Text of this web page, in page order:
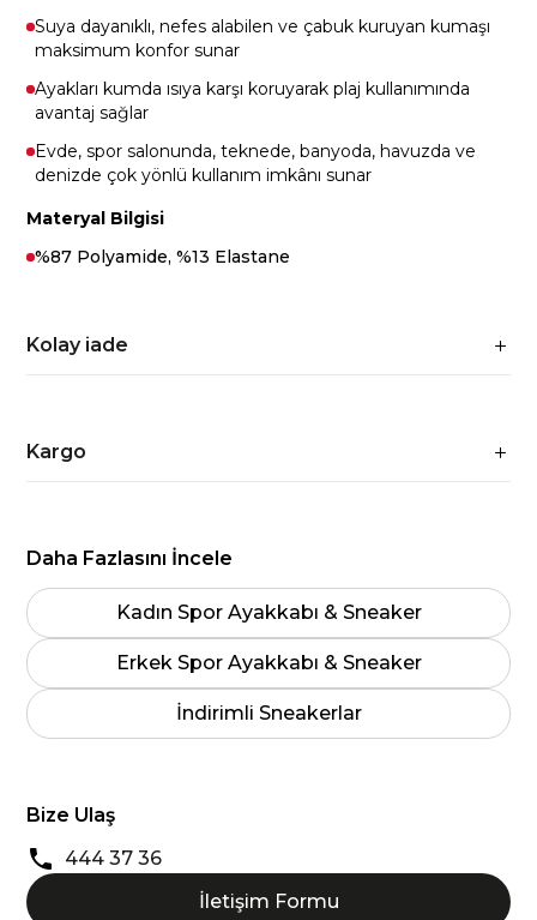
Suya dayanıklı, nefes alabilen ve çabuk kuruyan kumaşı
maksimum konfor sunar
Ayakları kumda ısıya karşı koruyarak plaj kullanımında
avantaj sağlar
Evde, spor salonunda, teknede, banyoda, havuzda ve
denizde çok yönlü kullanım imkânı sunar
Materyal Bilgisi
%87 Polyamide, %13 Elastane
Kolay iade
Kargo
Daha Fazlasını İncele
Kadın Spor Ayakkabı & Sneaker
Erkek Spor Ayakkabı & Sneaker
İndirimli Sneakerlar
Bize Ulaş
444 37 36
İletişim Formu